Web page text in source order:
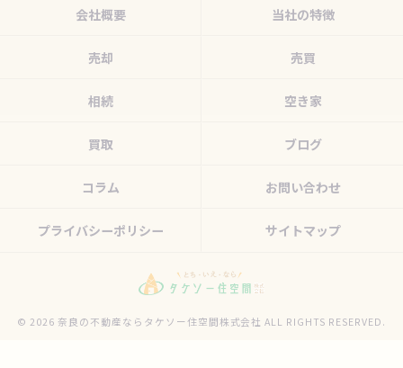
会社概要 当社の特徴
売却 売買
相続 空き家
買取 ブログ
コラム お問い合わせ
プライバシーポリシー サイトマップ
© 2026 奈良の不動産ならタケソー住空間株式会社 ALL RIGHTS RESERVED.